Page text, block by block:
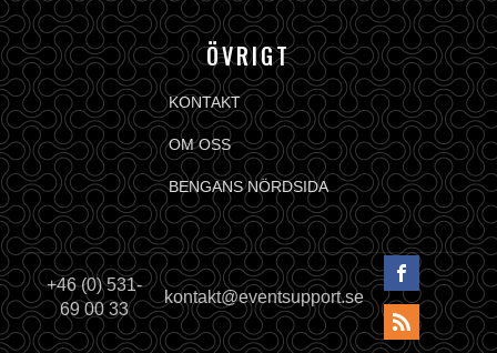
ÖVRIGT
KONTAKT
OM OSS
BENGANS NÖRDSIDA
+46 (0) 531-
69 00 33
kontakt@eventsupport.se